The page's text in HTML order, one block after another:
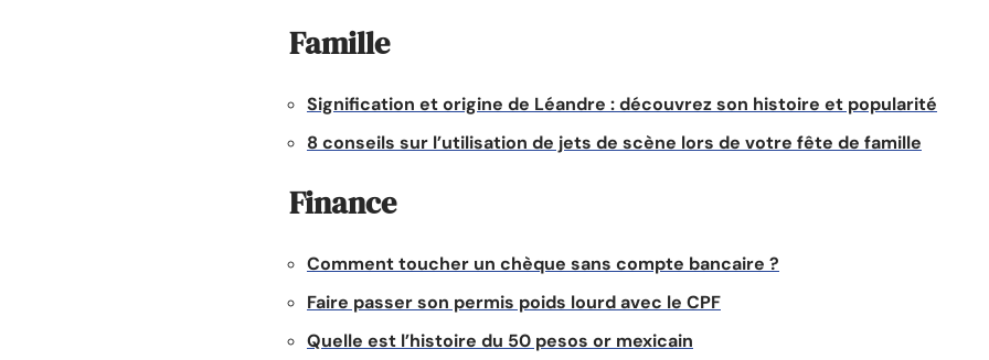
Famille
Signification et origine de Léandre : découvrez son histoire et popularité
8 conseils sur l’utilisation de jets de scène lors de votre fête de famille
Finance
Comment toucher un chèque sans compte bancaire ?
Faire passer son permis poids lourd avec le CPF
Quelle est l’histoire du 50 pesos or mexicain